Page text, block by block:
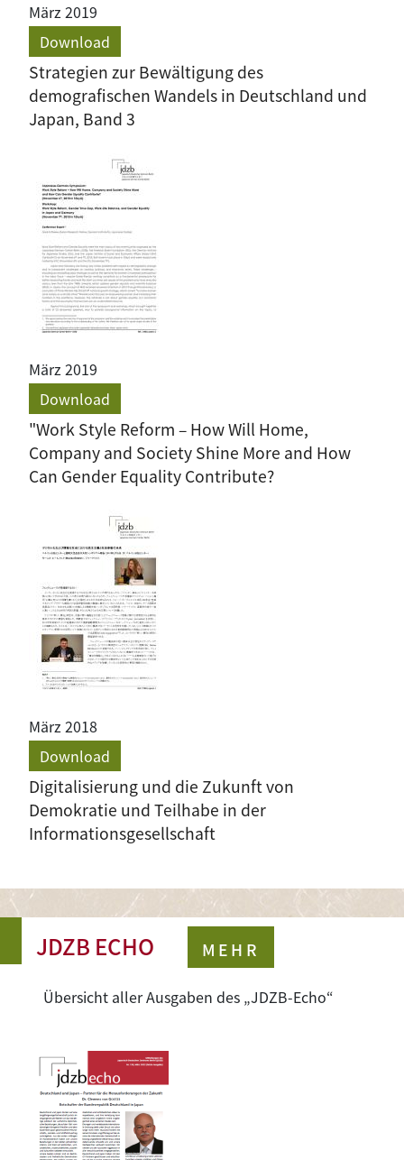
März 2019
Download
Strategien zur Bewältigung des
demografischen Wandels in Deutschland und
Japan, Band 3
März 2019
Download
"Work Style Reform – How Will Home,
Company and Society Shine More and How
Can Gender Equality Contribute?
März 2018
Download
Digitalisierung und die Zukunft von
Demokratie und Teilhabe in der
Informationsgesellschaft
JDZB ECHO MEHR
Übersicht aller Ausgaben des „JDZB-Echo“